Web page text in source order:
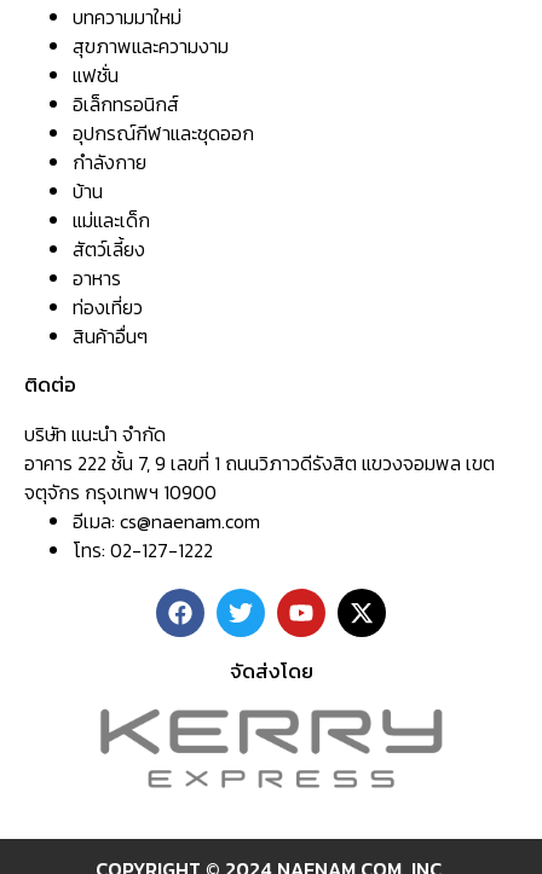
บทความมาใหม่
สุขภาพและความงาม
แฟชั่น
อิเล็กทรอนิกส์
อุปกรณ์กีฬาและชุดออก
กำลังกาย
บ้าน
แม่และเด็ก
สัตว์เลี้ยง
อาหาร
ท่องเที่ยว
สินค้าอื่นๆ
ติดต่อ
บริษัท แนะนำ จำกัด
อาคาร 222 ชั้น 7, 9 เลขที่ 1 ถนนวิภาวดีรังสิต แขวงจอมพล เขต
จตุจักร กรุงเทพฯ 10900
อีเมล: cs@naenam.com
โทร: 02-127-1222
จัดส่งโดย